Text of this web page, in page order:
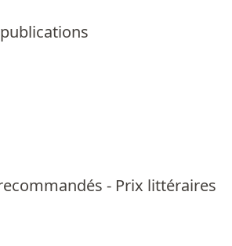
- Prix littéraires